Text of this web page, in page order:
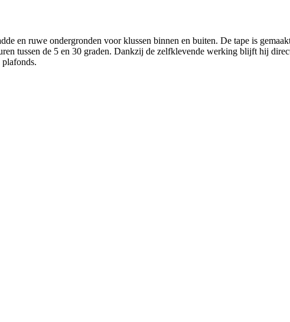
en ruwe ondergronden voor klussen binnen en buiten. De tape is
tussen de 5 en 30 graden. Dankzij de zelfklevende werking blijft hij
plafonds.